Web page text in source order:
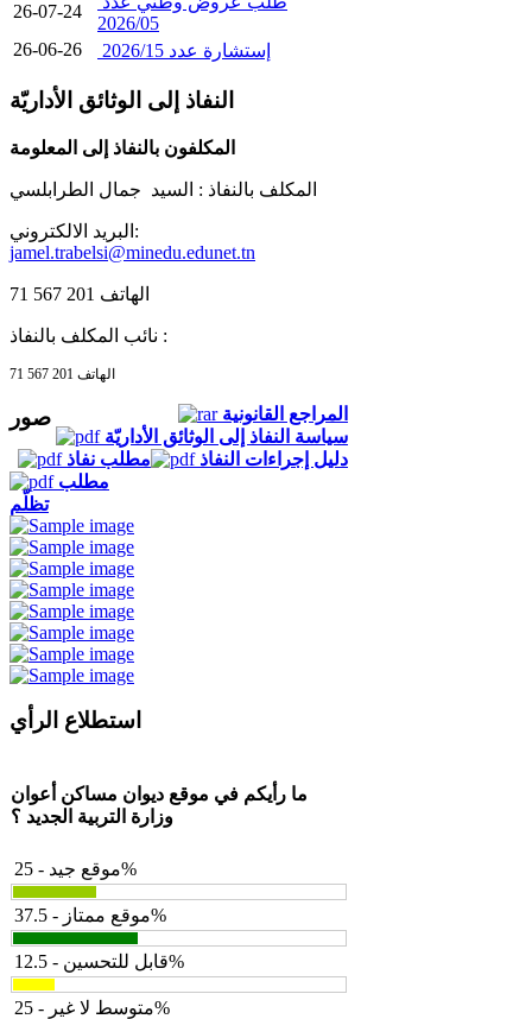
26-07-24
2026/05
26-06-26
إستشارة عدد 2026/15
النفاذ إلى الوثائق الأداريّة
المكلفون بالنفاذ إلى المعلومة
المكلف بالنفاذ : السيد جمال الطرابلسي
البريد الالكتروني:
jamel.trabelsi@minedu.edunet.tn
نائب المكلف بالنفاذ :
المراجع القانونية
سياسة النفاذ إلى الوثائق الأداريّة
دليل إجراءات النفاذ
مطلب نفاذ
مطلب
تظلّم
صور
استطلاع الرأي
ما رأيكم في موقع ديوان مساكن أعوان
وزارة التربية الجديد ؟
موقع جيد - 25%
موقع ممتاز - 37.5%
قابل للتحسين - 12.5%
متوسط لا غير - 25%